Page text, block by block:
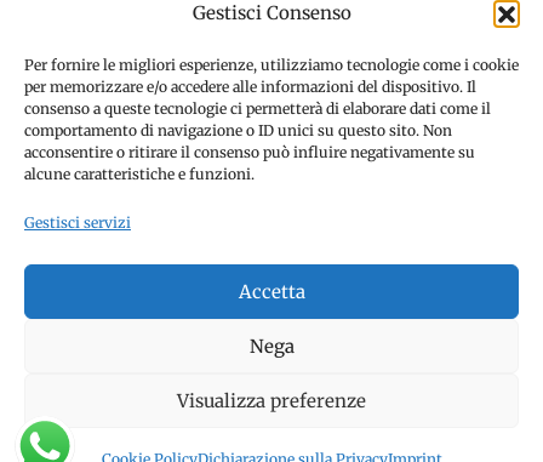
Gestisci Consenso
Per fornire le migliori esperienze, utilizziamo tecnologie come i cookie
per memorizzare e/o accedere alle informazioni del dispositivo. Il
consenso a queste tecnologie ci permetterà di elaborare dati come il
comportamento di navigazione o ID unici su questo sito. Non
acconsentire o ritirare il consenso può influire negativamente su
alcune caratteristiche e funzioni.
Gestisci servizi
Accetta
Nega
Visualizza preferenze
Disconoscimento
© Copyright 2012 -2026 | SPETTACOLI EVENTI - CIVITANOVA
MARCHE (MC) - Partita iva: 01907890436 | ALL RIGHTS
RESERVED | Made with ❤️ by